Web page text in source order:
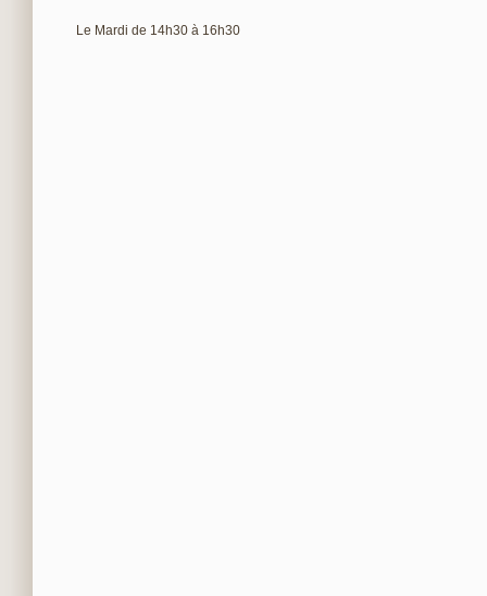
Le Mardi de 14h30 à 16h30